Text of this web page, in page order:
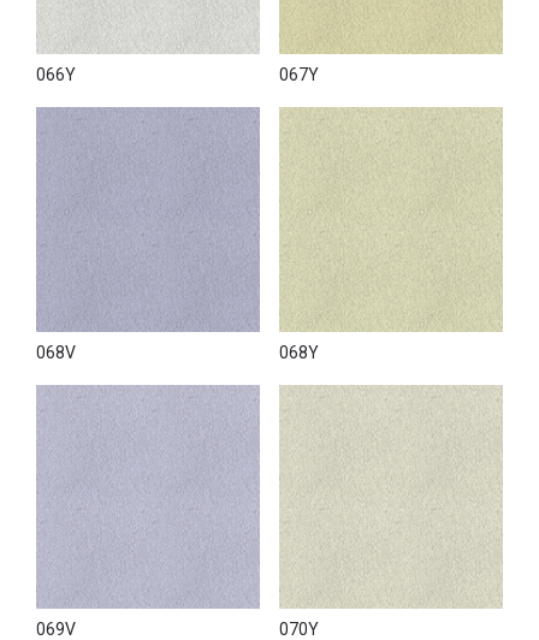
066Y 067Y
068V 068Y
069V 070Y